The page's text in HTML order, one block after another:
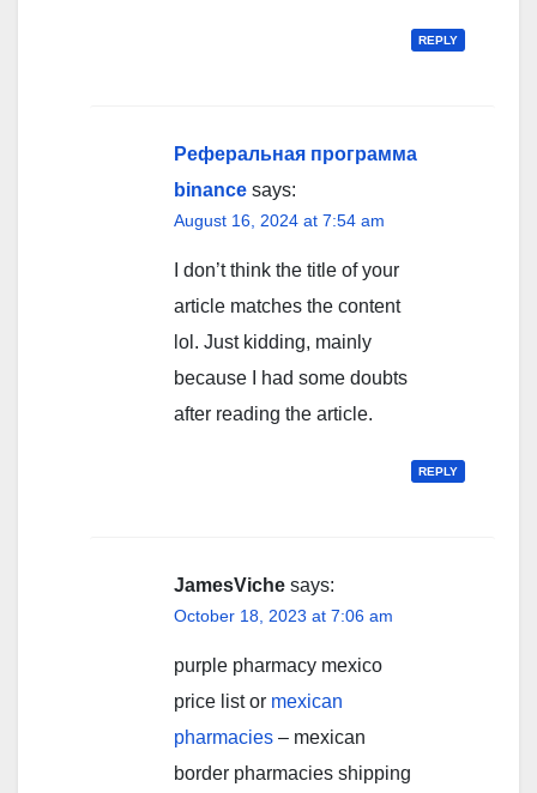
REPLY
Реферальная программа
binance says:
August 16, 2024 at 7:54 am
I don’t think the title of your
article matches the content
lol. Just kidding, mainly
because I had some doubts
after reading the article.
REPLY
JamesViche says:
October 18, 2023 at 7:06 am
purple pharmacy mexico
price list or mexican
pharmacies – mexican
border pharmacies shipping